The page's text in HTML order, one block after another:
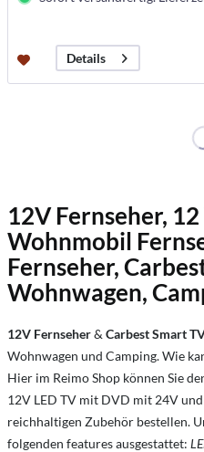
Details
12V Fernseher,
Wohnmobil
Fernseher,
Wohnwagen,
12V Fernseher& Carbest Smart
Wohnwagen und Camping.Wie
Hier im Reimo Shop können Sie
12V LED TV mit DVD mit 24V
reichhaltigen Zubehör bestellen.
folgenden features ausgestattet: